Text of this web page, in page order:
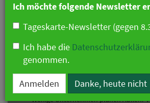
Wenige Unternehmen planen Abkehr
Ich möchte folgende Newsletter
Tageskarte-Newsletter (gegen
Ich habe die
genommen.
Anmelden Danke, heute nicht